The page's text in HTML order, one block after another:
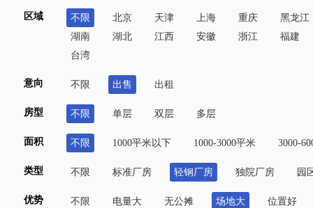
区域 不限 北京 天津 上海 重庆
黑龙江
湖南
湖北 江西 安徽 浙江
福建
台湾
意向 不限 出售 出租
房型 不限 单层 双层 多层
面积 不限 1000平米以下 1000-3000平米 3000-
类型 不限 标准厂房 轻钢厂房 独院厂房 园
优势 不限 电量大 无公摊 场地大 位置好